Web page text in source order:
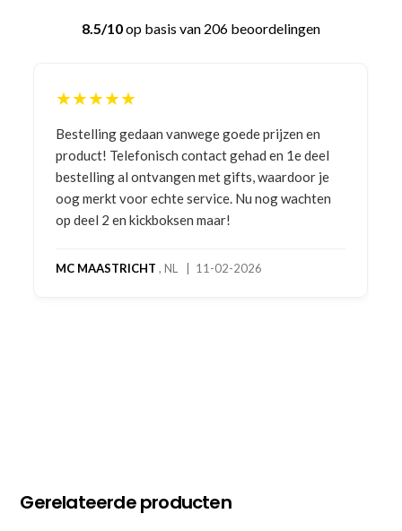
8.5/10op basis van 206 beoordelingen
★★★★★
Bestelling gedaan vanwege goede prijzen en
product! Telefonisch contact gehad en 1e deel
bestelling al ontvangen met gifts, waardoor je
oog merkt voor echte service. Nu nog wachten
op deel 2 en kickboksen maar!
MC MAASTRICHT , NL | 11-02-2026
Gerelateerde producten